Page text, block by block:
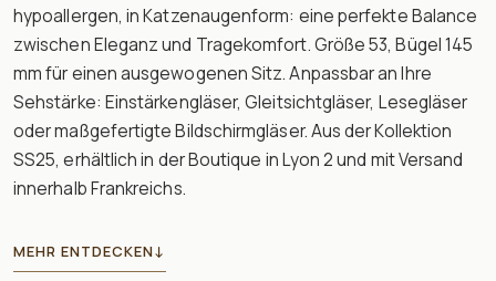
hypoallergen, in Katzenaugenform: eine perfekte Balance
zwischen Eleganz und Tragekomfort. Größe 53, Bügel 145
mm für einen ausgewogenen Sitz. Anpassbar an Ihre
Sehstärke: Einstärkengläser, Gleitsichtgläser, Lesegläser
oder maßgefertigte Bildschirmgläser. Aus der Kollektion
SS25, erhältlich in der Boutique in Lyon 2 und mit Versand
innerhalb Frankreichs.
MEHR ENTDECKEN↓